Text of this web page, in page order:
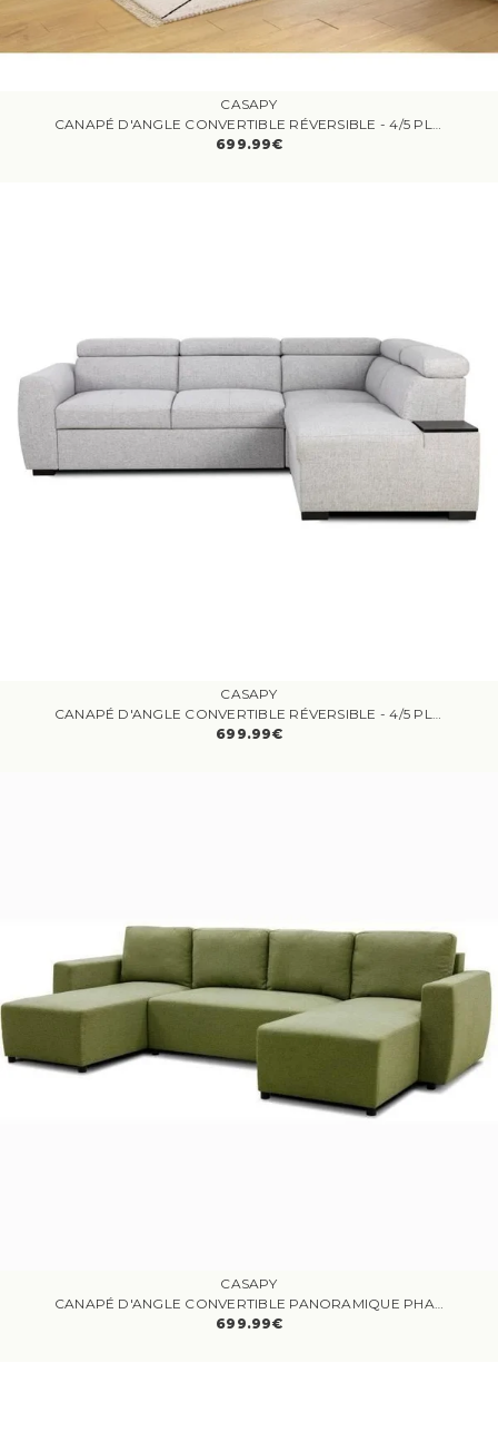
CASAPY
CANAPÉ D'ANGLE CONVERTIBLE RÉVERSIBLE - 4/5 PLACES - KELIO - TISSU BEIGE - 3 TÉTIÈRES - 245 X 184 X 77/87 CM
699.99€
CASAPY
CANAPÉ D'ANGLE CONVERTIBLE RÉVERSIBLE - 4/5 PLACES - KELIO - TISSU GRIS - 3 TÉTIÈRES - 245 X 184 X 77/87 CM
699.99€
CASAPY
CANAPÉ D'ANGLE CONVERTIBLE PANORAMIQUE PHARELL 5/6 PLACES - TISSU OLIVE - COFFRE DE RANGEMENT - L297 X P155 X H85 CM
699.99€